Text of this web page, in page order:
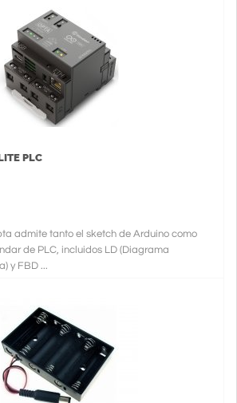
PLC
admite tanto el sketch de Arduino como
de PLC, incluidos LD (Diagrama
y FBD ...